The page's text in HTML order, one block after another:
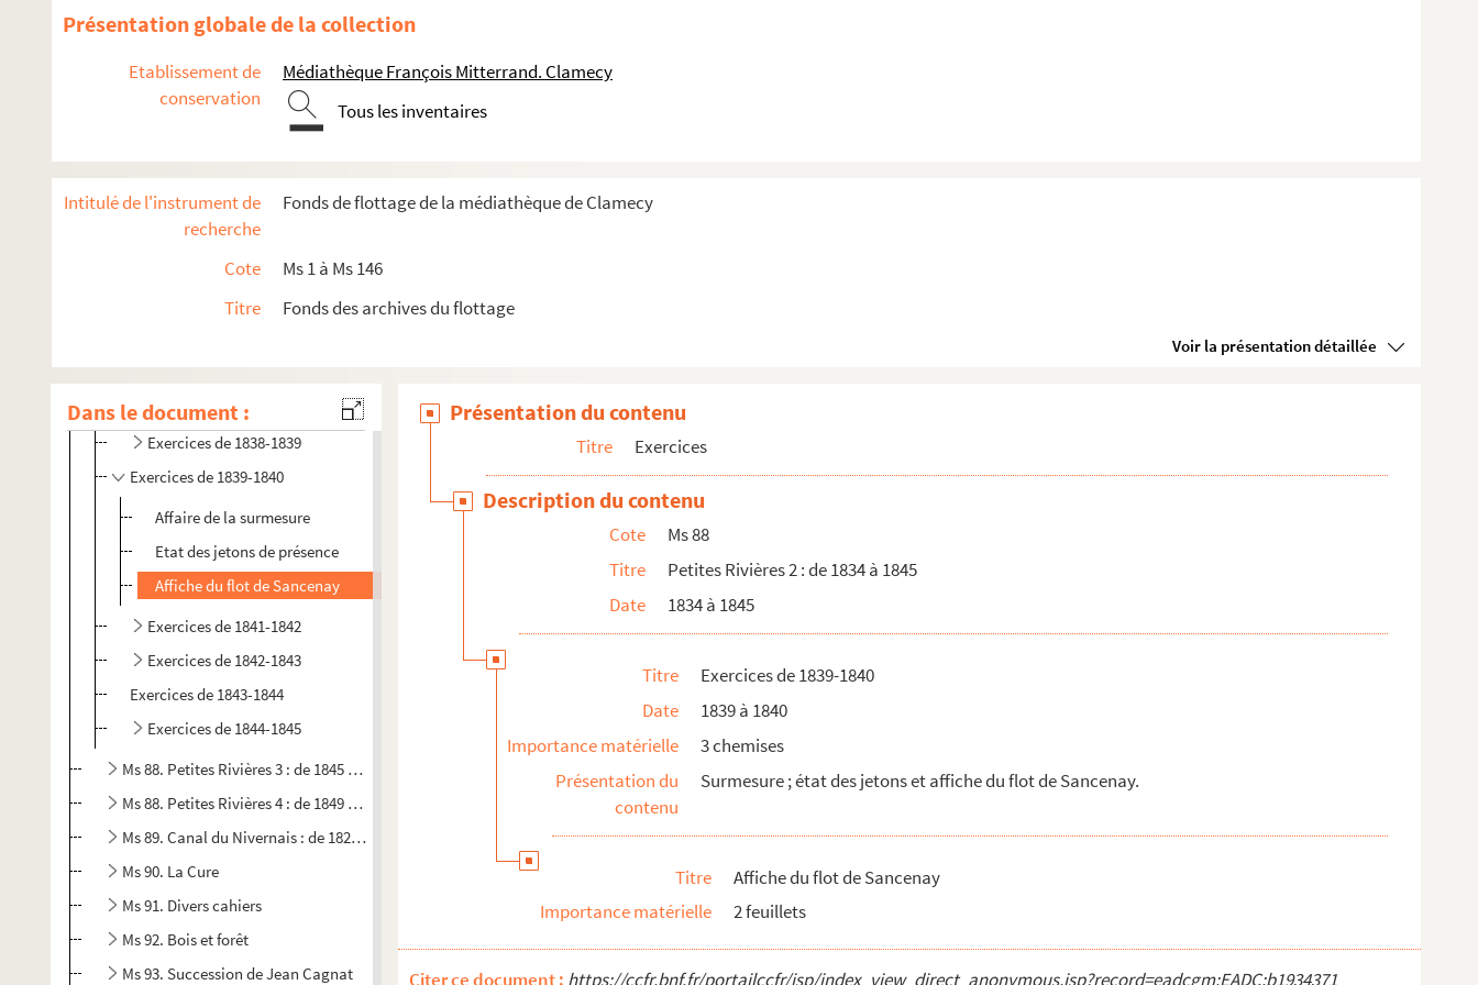
Présentation globale de la collection
Etablissement de
conservation
Médiathèque François Mitterrand. Clamecy
Tous les inventaires
Intitulé de l'instrument de
recherche
Fonds de flottage de la médiathèque de Clamecy
Cote
Ms 1 à Ms 146
Titre
Fonds des archives du flottage
Voir la présentation détaillée
Dans le document :
Ms 85. Boîte 85 : Exercices de 1920 à 1923
Ms 86. Boîte 86 : Exercices de 1923 à 1926
Ms 87. Avaries 1 : crues de mai 1836
Ms 87. Avaries 2 : crues de mai 1836
Ms 87. Avaries 3 : crues de mai 1836
Ms 87. Avaries 4 : crues de mai 1836
Ms 88. Petites Rivières 1 : Révolution de 1828 à 1834
Ms 88. Petites Rivières 2 : de 1834 à 1845
Exercices de 1834-1835
Exercices de 1836-1837
Exercices de 1837-1838
Exercices de 1838-1839
Exercices de 1839-1840
Affaire de la surmesure
Etat des jetons de présence
Affiche du flot de Sancenay
Exercices de 1841-1842
Exercices de 1842-1843
Exercices de 1843-1844
Exercices de 1844-1845
Ms 88. Petites Rivières 3 : de 1845 à 1849
Ms 88. Petites Rivières 4 : de 1849 à 1893
Ms 89. Canal du Nivernais : de 1822 à 1926
Ms 90. La Cure
Ms 91. Divers cahiers
Ms 92. Bois et forêt
Ms 93. Succession de Jean Cagnat
Présentation du contenu
Titre Exercices
Description du contenu
Cote
Ms 88
Titre
Petites Rivières 2 : de 1834 à 1845
Date
1834 à 1845
Titre
Exercices de 1839-1840
Date
1839 à 1840
Importance matérielle
3 chemises
Présentation du
contenu
Surmesure ; état des jetons et affiche du flot de Sancenay.
Titre
Affiche du flot de Sancenay
Importance matérielle
2 feuillets
Citer ce document : https://ccfr.bnf.fr/portailccfr/jsp/index_view_direct_anonymous.jsp?record=eadcgm:EADC:b1934371